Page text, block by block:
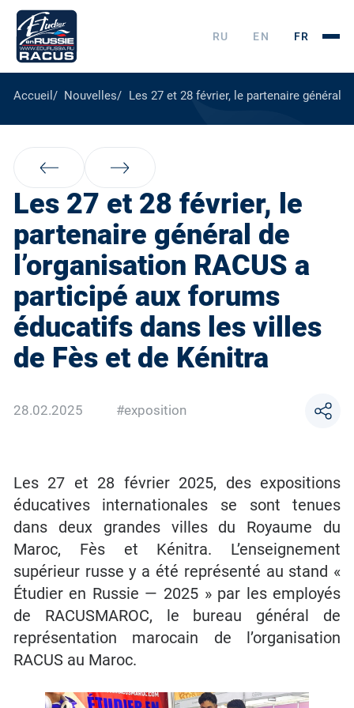
RU EN FR
Accueil Nouvelles Les 27 et 28 février, le partenaire général
Les 27 et 28 février, le
partenaire général de
l’organisation RACUS a
participé aux forums
éducatifs dans les villes
de Fès et de Kénitra
28.02.2025 #exposition
Les 27 et 28 février 2025, des expositions
éducatives internationales se sont tenues
dans deux grandes villes du Royaume du
Maroc, Fès et Kénitra. L’enseignement
supérieur russe y a été représenté au stand «
Étudier en Russie — 2025 » par les employés
de RACUSMAROC, le bureau général de
représentation marocain de l’organisation
RACUS au Maroc.